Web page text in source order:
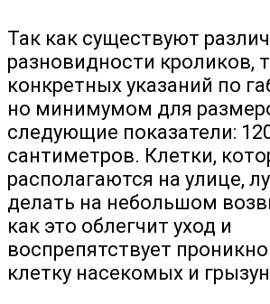
Так как существуют
разновидности кроликов,
конкретных указаний по
но минимумом для
следующие показатели:
сантиметров. Клетки,
располагаются на улице,
делать на небольшом
как это облегчит уход и
воспрепятствует
клетку насекомых и